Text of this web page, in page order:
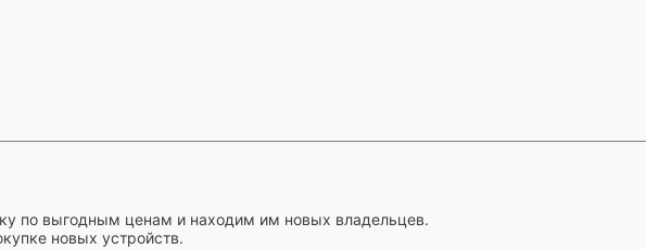
по выгодным ценам и находим им новых владельцев.
новых устройств.